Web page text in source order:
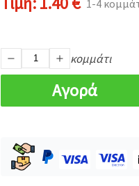
1-4
κομμάτι
Αγορά